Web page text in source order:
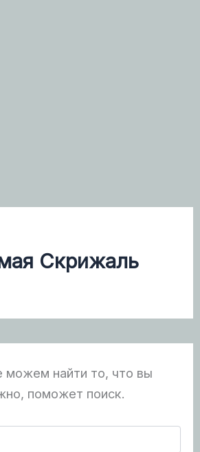
Скрижаль
найти то, что вы
поможет поиск.